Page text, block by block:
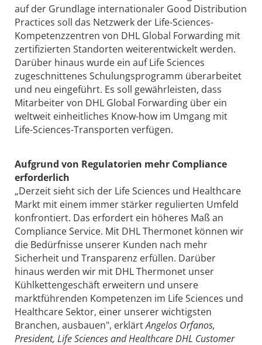
auf der Grundlage internationaler Good Distribution
Practices soll das Netzwerk der Life-Sciences-
Kompetenzzentren von DHL Global Forwarding mit
zertifizierten Standorten weiterentwickelt werden.
Darüber hinaus wurde ein auf Life Sciences
zugeschnittenes Schulungsprogramm überarbeitet
und neu eingeführt. Es soll gewährleisten, dass
Mitarbeiter von DHL Global Forwarding über ein
weltweit einheitliches Know-how im Umgang mit
Life-Sciences-Transporten verfügen.
Aufgrund von Regulatorien mehr Compliance
erforderlich
„Derzeit sieht sich der Life Sciences und Healthcare
Markt mit einem immer stärker regulierten Umfeld
konfrontiert. Das erfordert ein höheres Maß an
Compliance Service. Mit DHL Thermonet können wir
die Bedürfnisse unserer Kunden nach mehr
Sicherheit und Transparenz erfüllen. Darüber
hinaus werden wir mit DHL Thermonet unser
Kühlkettengeschäft erweitern und unsere
marktführenden Kompetenzen im Life Sciences und
Healthcare Sektor, einer unserer wichtigsten
Branchen, ausbauen", erklärtAngelos Orfanos,
President, Life Sciences and Healthcare DHL Customer